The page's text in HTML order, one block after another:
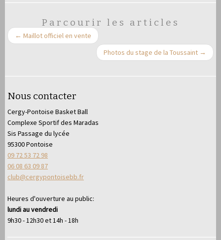
Parcourir les articles
← Maillot officiel en vente
Photos du stage de la Toussaint →
Nous contacter
Cergy-Pontoise Basket Ball
Complexe Sportif des Maradas
Sis Passage du lycée
95300 Pontoise
09 72 53 72 98
06 08 63 09 87
club@cergypontoisebb.fr
Heures d'ouverture au public:
lundi au vendredi
9h30 - 12h30 et 14h - 18h